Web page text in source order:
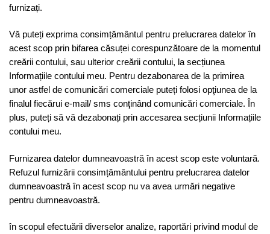
furnizați.
Vă puteți exprima consimțământul pentru prelucrarea datelor în
acest scop prin bifarea căsuței corespunzătoare de la momentul
creării contului, sau ulterior creării contului, la secțiunea
Informațiile contului meu. Pentru dezabonarea de la primirea
unor astfel de comunicări comerciale puteți folosi opţiunea de la
finalul fiecărui e-mail/ sms conţinând comunicări comerciale. În
plus, puteți să vă dezabonați prin accesarea secțiunii Informațiile
contului meu.
Furnizarea datelor dumneavoastră în acest scop este voluntară.
Refuzul furnizării consimțământului pentru prelucrarea datelor
dumneavoastră în acest scop nu va avea urmări negative
pentru dumneavoastră.
în scopul efectuării diverselor analize, raportări privind modul de